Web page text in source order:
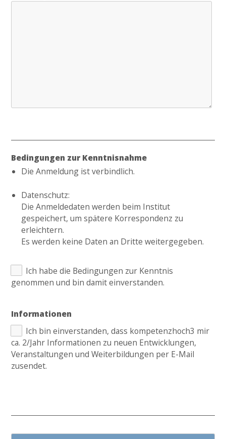
Bedingungen zur Kenntnisnahme
Die Anmeldung ist verbindlich.
Datenschutz:
Die Anmeldedaten werden beim Institut
gespeichert, um spätere Korrespondenz zu
erleichtern.
Es werden keine Daten an Dritte weitergegeben.
Ich habe die Bedingungen zur Kenntnis
genommen und bin damit einverstanden.
Informationen
Ich bin einverstanden, dass kompetenzhoch3 mir
ca. 2/Jahr Informationen zu neuen Entwicklungen,
Veranstaltungen und Weiterbildungen per E-Mail
zusendet.